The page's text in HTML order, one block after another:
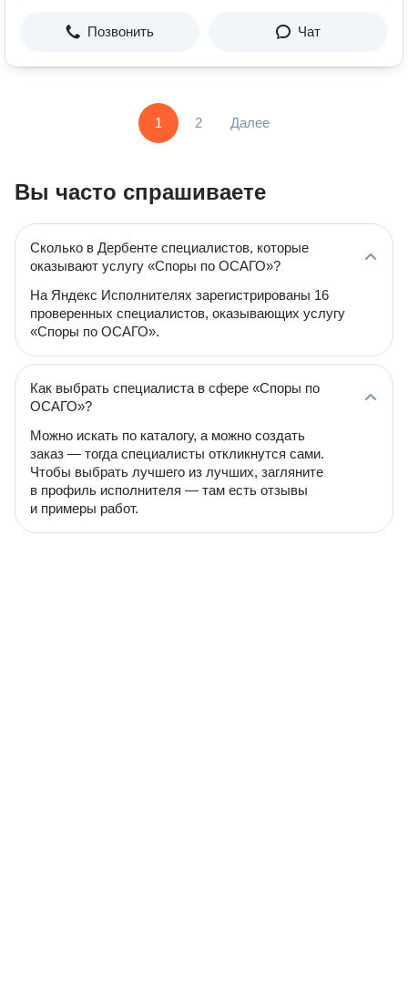
Позвонить Чат
1 2 Далее
Вы часто спрашиваете
Сколько в Дербенте специалистов, которые
оказывают услугу «Споры по ОСАГО»?
На Яндекс Исполнителях зарегистрированы 16
проверенных специалистов, оказывающих услугу
«Споры по ОСАГО».
Как выбрать специалиста в сфере «Споры по
ОСАГО»?
Можно искать по каталогу, а можно создать
заказ — тогда специалисты откликнутся сами.
Чтобы выбрать лучшего из лучших, загляните
в профиль исполнителя — там есть отзывы
и примеры работ.